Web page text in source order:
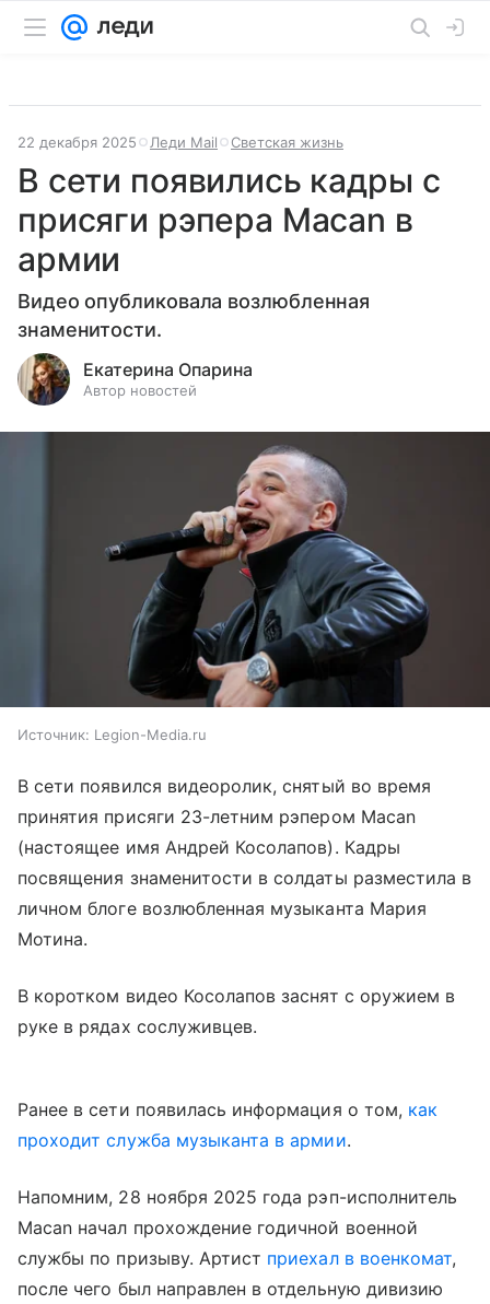
22 декабря 2025 Леди Mail Светская жизнь
В сети появились кадры с
присяги рэпера Macan в
армии
Видео опубликовала возлюбленная
знаменитости.
Екатерина Опарина
Автор новостей
Источник: Legion-Media.ru
В сети появился видеоролик, снятый во время
принятия присяги 23-летним рэпером Macan
(настоящее имя Андрей Косолапов). Кадры
посвящения знаменитости в солдаты разместила в
личном блоге возлюбленная музыканта Мария
Мотина.
В коротком видео Косолапов заснят с оружием в
руке в рядах сослуживцев.
Ранее в сети появилась информация о том, как
проходит служба музыканта в армии.
Напомним, 28 ноября 2025 года рэп-исполнитель
Macan начал прохождение годичной военной
службы по призыву. Артист приехал в военкомат,
после чего был направлен в отдельную дивизию